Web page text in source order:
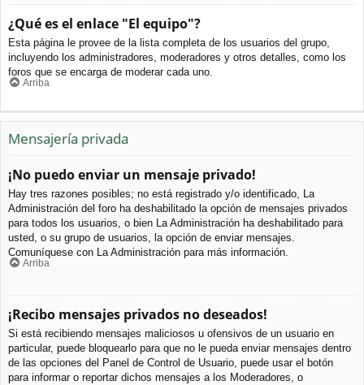
¿Qué es el enlace "El equipo"?
Esta página le provee de la lista completa de los usuarios del grupo,
incluyendo los administradores, moderadores y otros detalles, como los
foros que se encarga de moderar cada uno.
Arriba
Mensajería privada
¡No puedo enviar un mensaje privado!
Hay tres razones posibles; no está registrado y/o identificado, La
Administración del foro ha deshabilitado la opción de mensajes privados
para todos los usuarios, o bien La Administración ha deshabilitado para
usted, o su grupo de usuarios, la opción de enviar mensajes.
Comuníquese con La Administración para más información.
Arriba
¡Recibo mensajes privados no deseados!
Si está recibiendo mensajes maliciosos u ofensivos de un usuario en
particular, puede bloquearlo para que no le pueda enviar mensajes dentro
de las opciones del Panel de Control de Usuario, puede usar el botón
para informar o reportar dichos mensajes a los Moderadores, o